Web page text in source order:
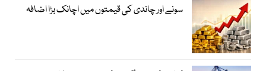
سونے اور چاندی کی قیمتوں میں اچانک بڑا اضافہ